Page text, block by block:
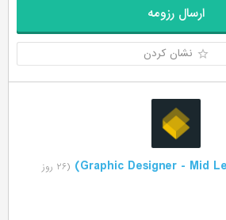
ارسال رزومه
نشان کردن
(۲۶ روز